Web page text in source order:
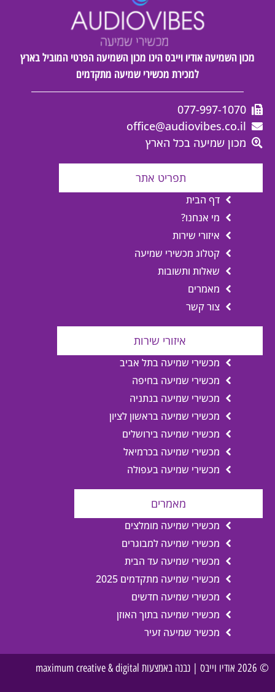
מכון השמיעה אודיו וייבס הינו מכון השמיעה הפרטי המוביל בארץ
למכירת מכשירי שמיעה מתקדמים
077-997-1070
office@audiovibes.co.il
מכון שמיעה בכל הארץ
תפריט אתר
דף הבית
מי אנחנו?
איזורי שירות
קטלוג מכשירי שמיעה
שאלות ותשובות
מאמרים
צור קשר
איזורי שירות
מכשירי שמיעה בתל אביב
מכשירי שמיעה בחיפה
מכשירי שמיעה בנתניה
מכשירי שמיעה בראשון לציון
מכשירי שמיעה בירושלים
מכשירי שמיעה בכרמיאל
מכשירי שמיעה בעפולה
מאמרים
מכשירי שמיעה מומלצים
מכשירי שמיעה למבוגרים
מכשירי שמיעה עד הבית
מכשירי שמיעה מתקדמים 2025
מכשירי שמיעה חדשים
מכשירי שמיעה בתוך האוזן
מכשיר שמיעה זעיר
© 2026 אודיו וייבס | נבנה באמצעות maximum creative & digital